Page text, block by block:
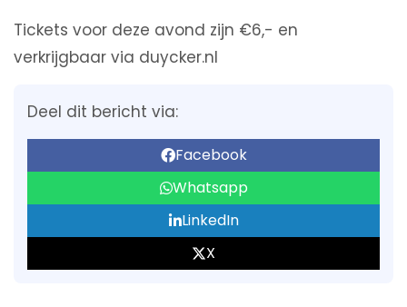
Tickets voor deze avond zijn €6,- en
verkrijgbaar via duycker.nl
Deel dit bericht via:
Facebook
Whatsapp
LinkedIn
X